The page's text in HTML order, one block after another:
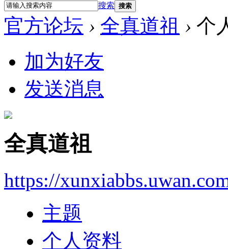
搜索 搜索
官方论坛 › 全真道祖 › 个
加为好友
发送消息
全真道祖
https://
主题
个人资料